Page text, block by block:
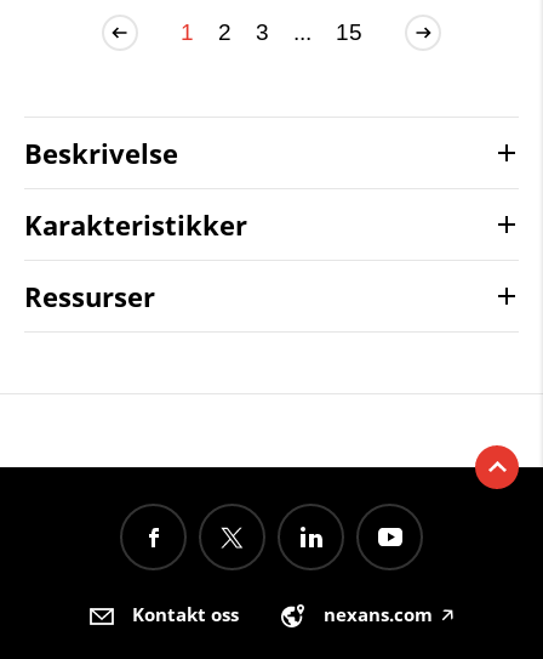
1 2 3 ... 15
Beskrivelse
Karakteristikker
Ressurser
Kontakt oss nexans.com 🡥